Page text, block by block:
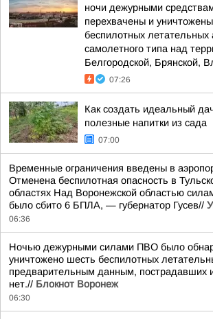
ночи дежурными
перехвачены и уничтожены
беспилотных летательных
самолетного типа над
Белгородской, Брянской,
07:26
Как создать идеальный
полезные напитки из сада
07:00
Временные ограничения введены в
Отменена беспилотная опасность в
областях Над Воронежской областью
было сбито 6 БПЛА, — губернатор Гусев//
06:36
Ночью дежурными силами ПВО было
уничтожено шесть беспилотных
предварительным данным, пострадавших
нет.// Блокнот Воронеж
06:30